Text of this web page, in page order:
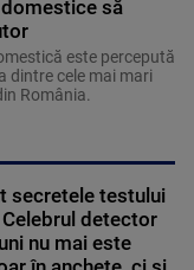
să
este percepută
dintre cele mai mari
România.
secretele testului
detector
nu mai este